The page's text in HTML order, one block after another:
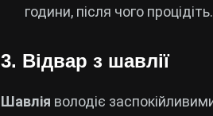
години, після чого
3. Відвар з шавлії
Шавлія володіє